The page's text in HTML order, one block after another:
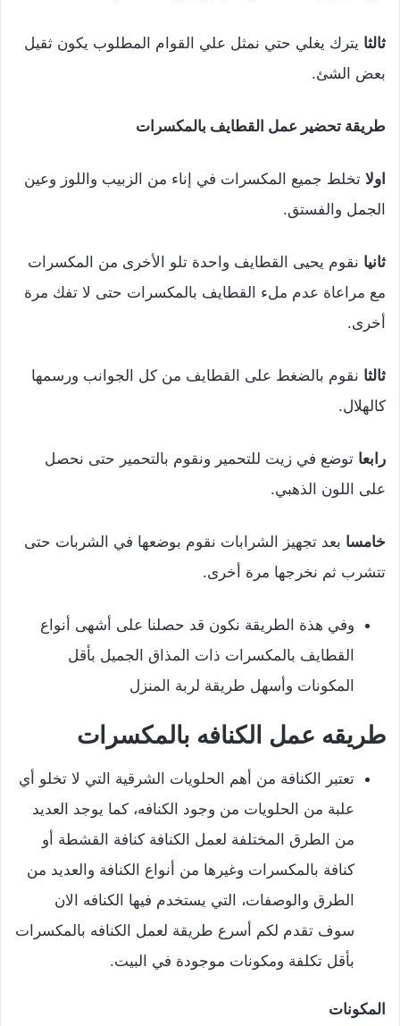
ثالثا يترك يغلي حتي نمثل علي القوام المطلوب يكون ثقيل
بعض الشئ.
طريقة تحضير عمل القطايف بالمكسرات
اولا تخلط جميع المكسرات في إناء من الزبيب واللوز وعين
الجمل والفستق.
ثانيا نقوم يحيى القطايف واحدة تلو الأخرى من المكسرات
مع مراعاة عدم ملء القطايف بالمكسرات حتى لا تفك مرة
أخرى.
ثالثا نقوم بالضغط على القطايف من كل الجوانب ورسمها
كالهلال.
رابعا توضع في زيت للتحمير ونقوم بالتحمير حتى نحصل
على اللون الذهبي.
خامسا بعد تجهيز الشرابات نقوم بوضعها في الشربات حتى
تتشرب ثم نخرجها مرة أخرى.
وفي هذة الطريقة نكون قد حصلنا على أشهى أنواع
القطايف بالمكسرات ذات المذاق الجميل بأقل
المكونات وأسهل طريقة لربة المنزل
طريقه عمل الكنافه بالمكسرات
تعتبر الكنافة من أهم الحلويات الشرقية التي لا تخلو أي
علبة من الحلويات من وجود الكنافه، كما يوجد العديد
من الطرق المختلفة لعمل الكنافة كنافة القشطة أو
كنافة بالمكسرات وغيرها من أنواع الكنافة والعديد من
الطرق والوصفات، التي يستخدم فيها الكنافه الان
سوف تقدم لكم أسرع طريقة لعمل الكنافه بالمكسرات
بأقل تكلفة ومكونات موجودة في البيت.
المكونات